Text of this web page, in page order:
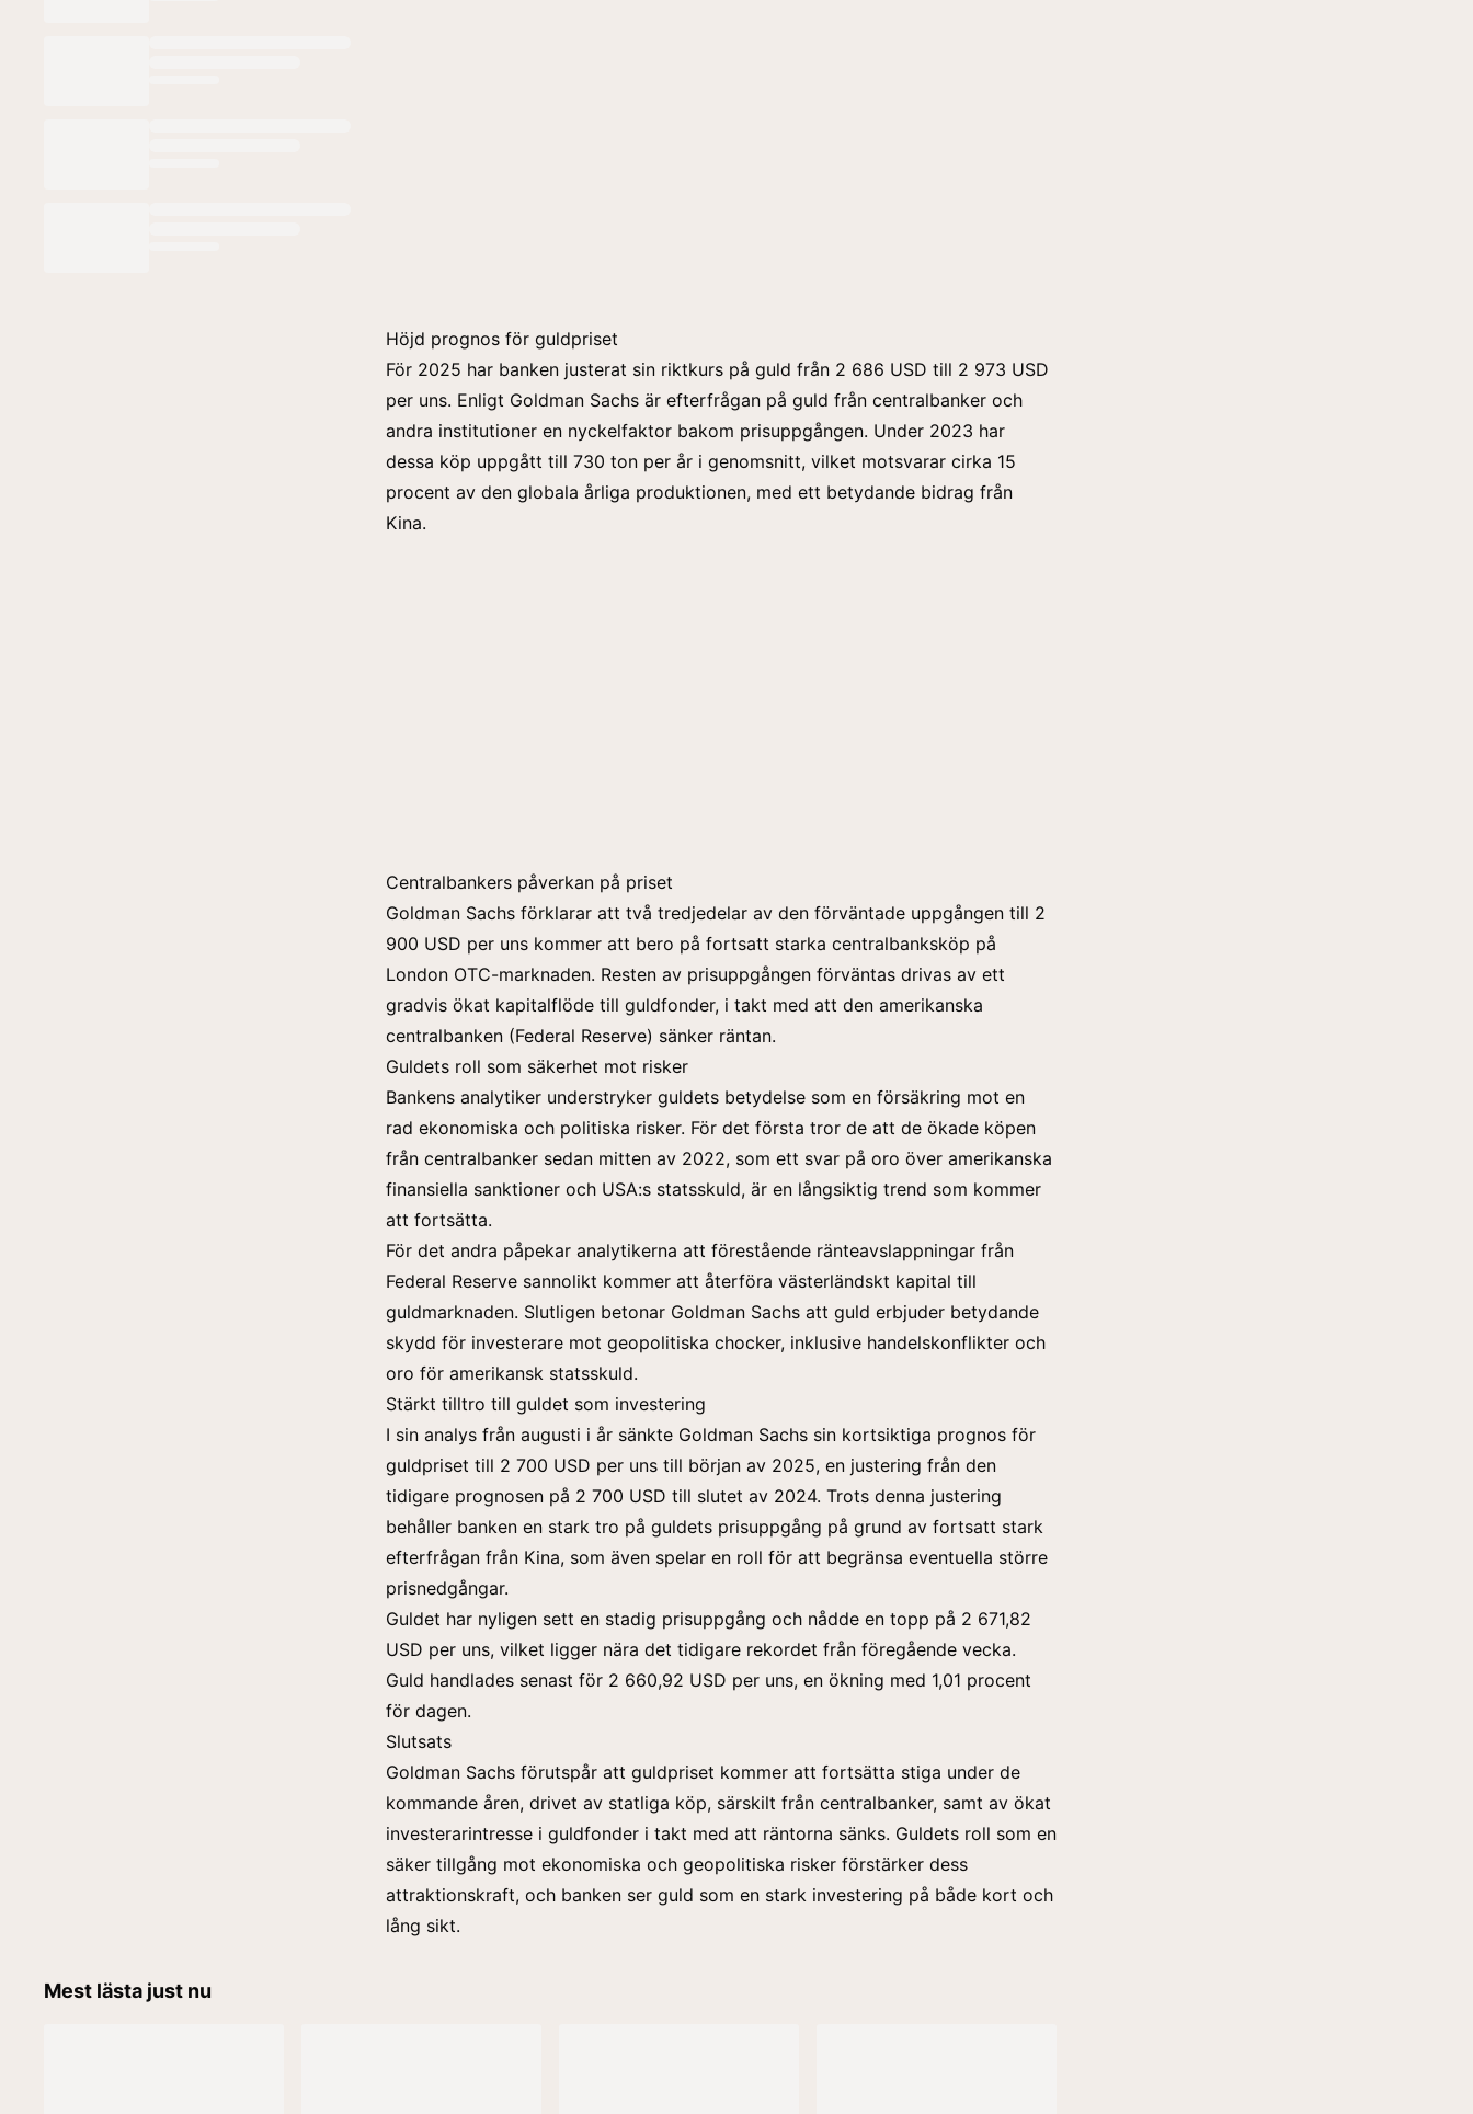
Höjd prognos för guldpriset
För 2025 har banken justerat sin riktkurs på guld från 2 686 USD till 2 973 USD
per uns. Enligt Goldman Sachs är efterfrågan på guld från centralbanker och
andra institutioner en nyckelfaktor bakom prisuppgången. Under 2023 har
dessa köp uppgått till 730 ton per år i genomsnitt, vilket motsvarar cirka 15
procent av den globala årliga produktionen, med ett betydande bidrag från
Kina.
Centralbankers påverkan på priset
Goldman Sachs förklarar att två tredjedelar av den förväntade uppgången till 2
900 USD per uns kommer att bero på fortsatt starka centralbanksköp på
London OTC-marknaden. Resten av prisuppgången förväntas drivas av ett
gradvis ökat kapitalflöde till guldfonder, i takt med att den amerikanska
centralbanken (Federal Reserve) sänker räntan.
Guldets roll som säkerhet mot risker
Bankens analytiker understryker guldets betydelse som en försäkring mot en
rad ekonomiska och politiska risker. För det första tror de att de ökade köpen
från centralbanker sedan mitten av 2022, som ett svar på oro över amerikanska
finansiella sanktioner och USA:s statsskuld, är en långsiktig trend som kommer
att fortsätta.
För det andra påpekar analytikerna att förestående ränteavslappningar från
Federal Reserve sannolikt kommer att återföra västerländskt kapital till
guldmarknaden. Slutligen betonar Goldman Sachs att guld erbjuder betydande
skydd för investerare mot geopolitiska chocker, inklusive handelskonflikter och
oro för amerikansk statsskuld.
Stärkt tilltro till guldet som investering
I sin analys från augusti i år sänkte Goldman Sachs sin kortsiktiga prognos för
guldpriset till 2 700 USD per uns till början av 2025, en justering från den
tidigare prognosen på 2 700 USD till slutet av 2024. Trots denna justering
behåller banken en stark tro på guldets prisuppgång på grund av fortsatt stark
efterfrågan från Kina, som även spelar en roll för att begränsa eventuella större
prisnedgångar.
Guldet har nyligen sett en stadig prisuppgång och nådde en topp på 2 671,82
USD per uns, vilket ligger nära det tidigare rekordet från föregående vecka.
Guld handlades senast för 2 660,92 USD per uns, en ökning med 1,01 procent
för dagen.
Slutsats
Goldman Sachs förutspår att guldpriset kommer att fortsätta stiga under de
kommande åren, drivet av statliga köp, särskilt från centralbanker, samt av ökat
investerarintresse i guldfonder i takt med att räntorna sänks. Guldets roll som en
säker tillgång mot ekonomiska och geopolitiska risker förstärker dess
attraktionskraft, och banken ser guld som en stark investering på både kort och
lång sikt.
Mest lästa just nu